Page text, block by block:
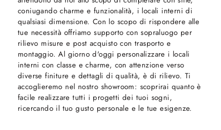
coniugando charme e funzionalità, i locali interni di
qualsiasi dimensione. Con lo scopo di rispondere alle
tue necessità offriamo supporto con sopraluogo per
rilievo misure e post acquisto con trasporto e
montaggio. Al giorno d'oggi personalizzare i locali
interni con classe e charme, con attenzione verso
diverse finiture e dettagli di qualità, è di rilievo. Ti
accoglieremo nel nostro showroom: scoprirai quanto è
facile realizzare tutti i progetti dei tuoi sogni,
ricercando il tuo gusto personale e le tue esigenze.